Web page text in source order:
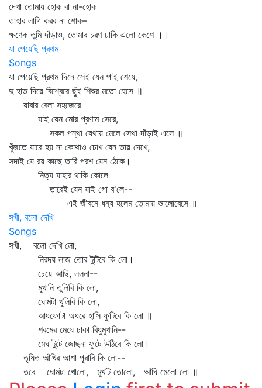
দেখা তোমায় হোক বা না-হোক
তাহার লাগি করব না শোক–
ক্ষণেক তুমি দাঁড়াও, তোমার চরণ ঢাকি এলো কেশে ।।
যা পেয়েছি প্রথম
Songs
যা পেয়েছি প্রথম দিনে সেই যেন পাই শেষে,
দু হাত দিয়ে বিশ্বেরে ছুঁই শিশুর মতো হেসে ॥
যাবার বেলা সহজেরে
যাই যেন মোর প্রণাম সেরে,
সকল পন্থা যেথায় মেলে সেথা দাঁড়াই এসে ॥
খুঁজতে যারে হয় না কোথাও চোখ যেন তায় দেখে,
সদাই যে রয় কাছে তারি পরশ যেন ঠেকে।
নিত্য যাহার থাকি কোলে
তারেই যেন যাই গো ব'লে--
এই জীবনে ধন্য হলেম তোমায় ভালোবেসে ॥
সখী, বলো দেখি
Songs
সখী, বলো দেখি লো,
নিরদয় লাজ তোর টুটিবে কি লো।
চেয়ে আছি, ললনা--
মুখানি তুলিবি কি লো,
ঘোমটা খুলিবি কি লো,
আধফোটা অধরে হাসি ফুটিবে কি লো ॥
শরমের মেঘে ঢাকা বিধুমুখানি--
মেঘ টুটে জোছনা ফুটে উঠিবে কি লো।
তৃষিত আঁখির আশা পূরাবি কি লো--
তবে ঘোমটা খোলো, মুখটি তোলো, আঁঘি মেলো লো ॥